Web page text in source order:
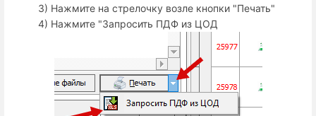
3) Нажмите на стрелочку возле кнопки "Печать"
4) Нажмите "Запросить ПДФ из ЦОД